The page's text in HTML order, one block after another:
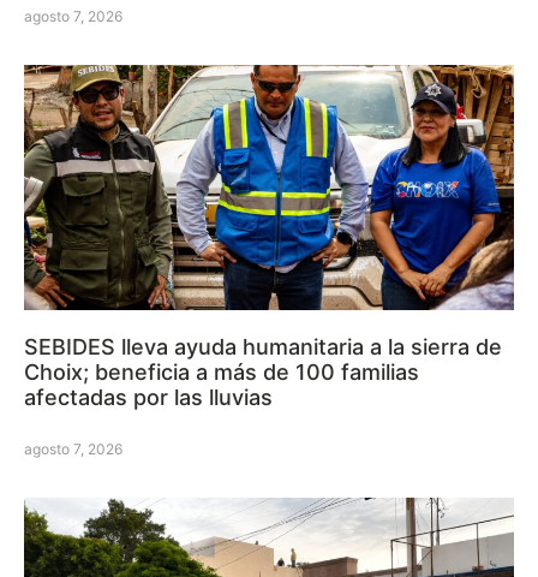
agosto 7, 2026
SEBIDES lleva ayuda humanitaria a la sierra de
Choix; beneficia a más de 100 familias
afectadas por las lluvias
agosto 7, 2026